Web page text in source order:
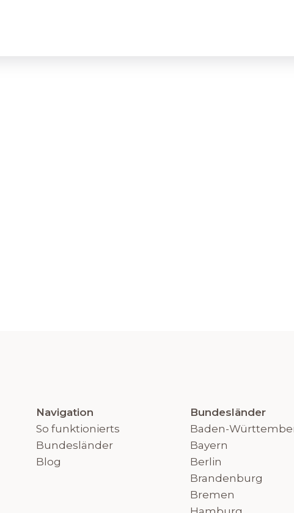
Navigation
So funktionierts
Bundesländer
Blog
Bundesländer
Baden-
Bayern
Berlin
Brandenburg
Bremen